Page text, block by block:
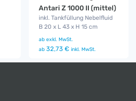
Antari Z 1000 II (mittel)
inkl. Tankfüllung Nebelfluid
B 20 x L 43 x H 15 cm
ab exkl. MwSt.
ab 32,73 € inkl. MwSt.